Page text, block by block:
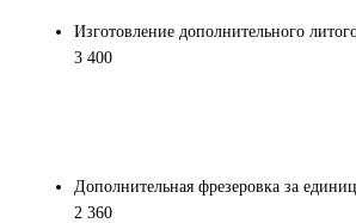
Изготовление дополнительного
3 400
Дополнительная фрезеровка за
2 360